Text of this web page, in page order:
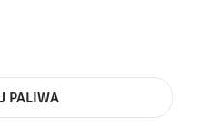
PALIWA